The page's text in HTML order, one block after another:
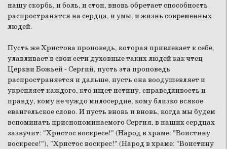
нашу скорбь, и боль, и стон, вновь обретает способность
распространятся на сердца, и умы, и жизнь современных
людей.
Пусть же Христова проповедь, которая привлекает к себе,
улавливает в свои сети духовные таких людей как чтец
Церкви Божьей - Сергий, пусть эта проповедь
распространяется и дальше, пусть она воодушевляет и
укрепляет каждого, кто ищет истину, справедливость и
правду, кому не чуждо милосердие, кому близко всякое
евангельское слово. И пусть вновь и вновь, когда мы будем
вспоминать приснопоминаемого Сергия, в наших сердцах
зазвучит: "Христос воскресе!" (Народ в храме: "Воистину
воскресе!"), "Христос воскрес!" (Народ в храме: "Воистину